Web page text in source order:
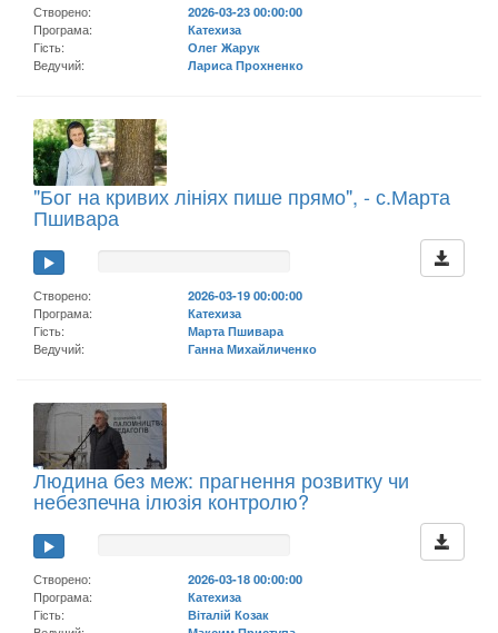
Створено:
2026-03-23 00:00:00
Програма:
Катехиза
Гість:
Олег Жарук
Ведучий:
Лариса Прохненко
"Бог на кривих лініях пише прямо", - с.Марта
Пшивара
Створено:
2026-03-19 00:00:00
Програма:
Катехиза
Гість:
Марта Пшивара
Ведучий:
Ганна Михайличенко
Людина без меж: прагнення розвитку чи
небезпечна ілюзія контролю?
Створено:
2026-03-18 00:00:00
Програма:
Катехиза
Гість:
Віталій Козак